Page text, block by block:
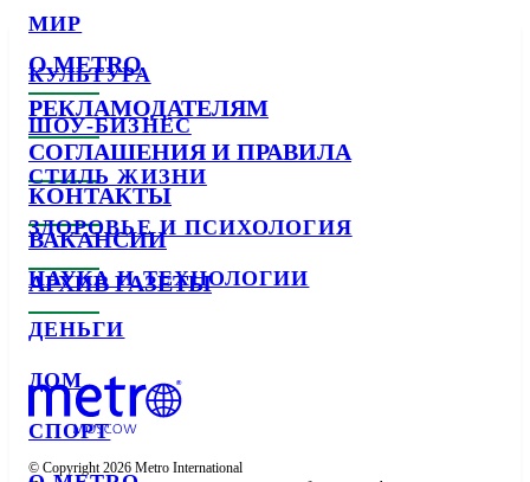
МИР
КУЛЬТУРА
ШОУ-БИЗНЕС
СТИЛЬ ЖИЗНИ
ЗДОРОВЬЕ И ПСИХОЛОГИЯ
НАУКА И ТЕХНОЛОГИИ
ДЕНЬГИ
ДОМ
СПОРТ
О METRO
РЕКЛАМОДАТЕЛЯМ
СОГЛАШЕНИЯ И ПРАВИЛА
КОНТАКТЫ
ВАКАНСИИ
АРХИВ ГАЗЕТЫ
© Copyright 2026 Metro International